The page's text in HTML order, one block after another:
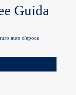
Guida
auto d'epoca